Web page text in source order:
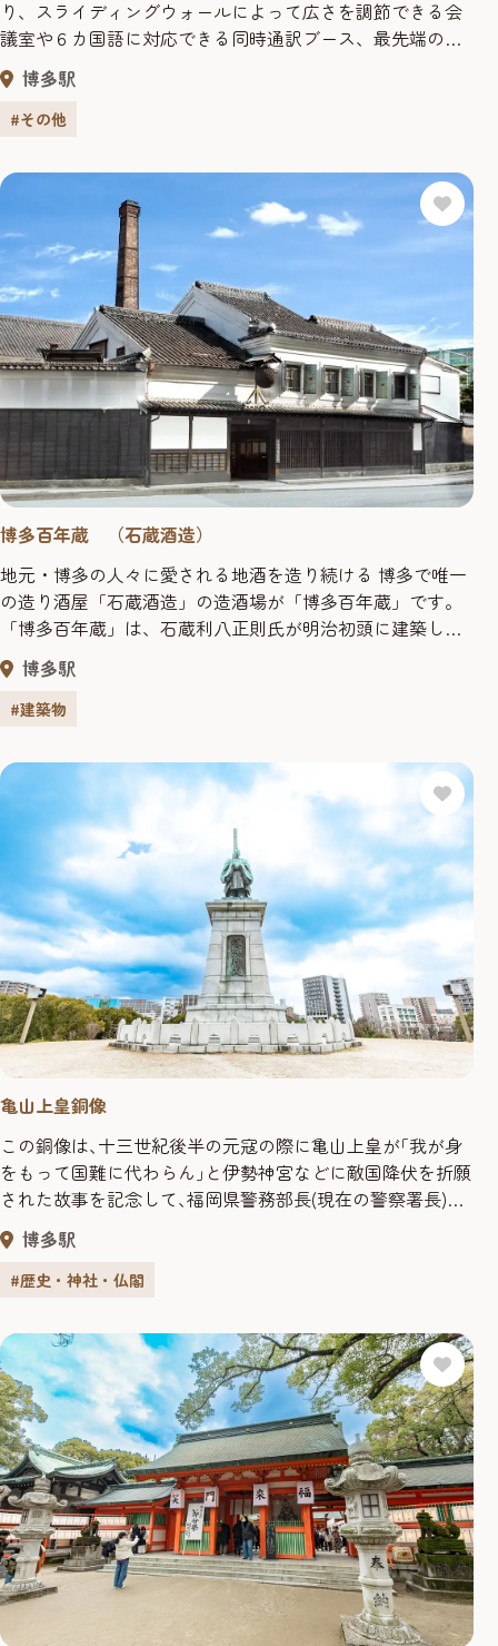
り、スライディングウォールによって広さを調節できる会
議室や６カ国語に対応できる同時通訳ブース、最先端の映
像設備を完備している。マリンメッセ福岡や福岡国際セン
ター、福岡サンパレスと合わせて多様化するコンベンショ
ンニーズに対応している。
博多駅
#その他
博多百年蔵 （石蔵酒造）
地元・博多の人々に愛される地酒を造り続ける 博多で唯一
の造り酒屋「石蔵酒造」の造酒場が「博多百年蔵」です。
「博多百年蔵」は、石蔵利八正則氏が明治初頭に建築した
もの。風情ある白壁土蔵に赤れんがの煙突など、明治初期
に建てられた時の面影を現在も残し、現在もなお、さまざ
まな地酒が作られています。 「博多百年蔵」内には、製造
可能です。また、酒...
博多駅
#建築物
亀山上皇銅像
この銅像は､十三世紀後半の元寇の際に亀山上皇が｢我が身
をもって国難に代わらん｣と伊勢神宮などに敵国降伏を折願
された故事を記念して､福岡県警務部長(現在の警察署長)
だった湯地丈雄等の十七年有余の尽力により､明治三十七
年､元寇ゆかりのこの地に建立された｡ 衣冠束帯の直立像の
高さはおよそ4.8メートルある｡原型の制作者は､当時高村光
家山崎､朝雲...
博多駅
#歴史・神社・仏閣